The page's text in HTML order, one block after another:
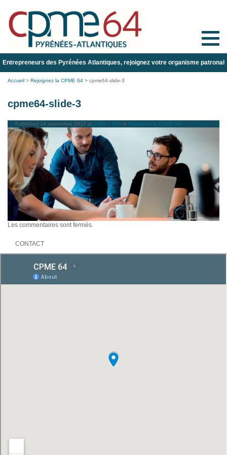
Toggle
Entrepreneurs des Pyrénées Atlantiques, rejoignez votre organisme patronal
Accueil > Rejoignez la CPME 64 > cpme64-slide-3
cpme64-slide-3
Published 14 septembre 2017 at 1366 × 600 in Rejoignez la CPME 64
Les commentaires sont fermés.
CONTACT